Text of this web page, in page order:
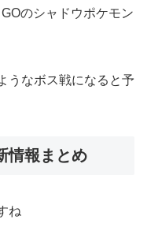
のシャドウポケモン
うなボス戦になると予
情報まとめ
ね